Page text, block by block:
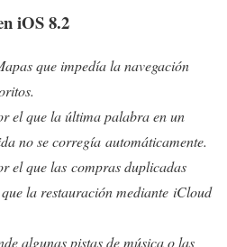
iOS 8.2
que impedía la navegación
el que la última palabra en un
no se corregía automáticamente.
el que las compras duplicadas
la restauración mediante iCloud
algunas pistas de música o las